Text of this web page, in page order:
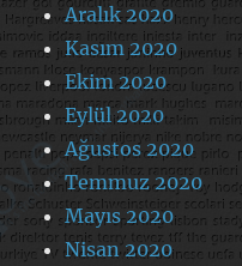
Aralık 2020
Kasım 2020
Ekim 2020
Eylül 2020
Ağustos 2020
Temmuz 2020
Mayıs 2020
Nisan 2020